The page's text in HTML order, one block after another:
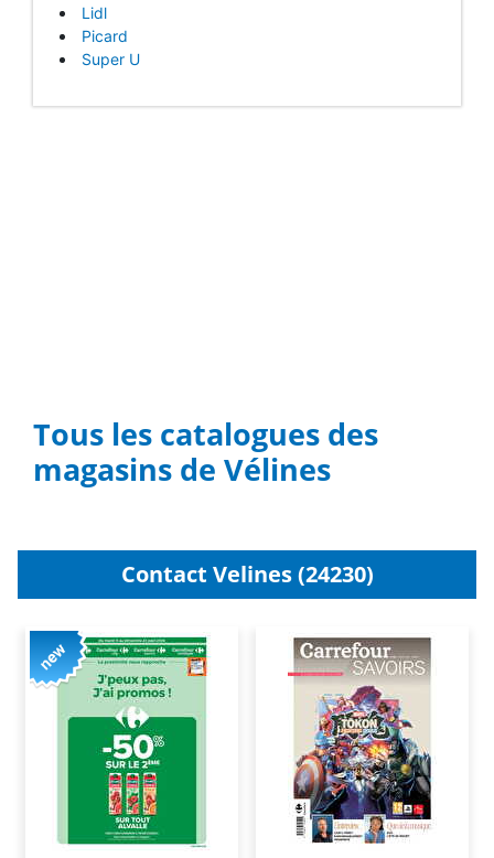
Lidl
Picard
Super U
Tous les catalogues des
magasins de Vélines
Contact Velines (24230)